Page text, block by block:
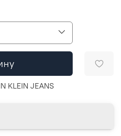
KLEIN JEANS